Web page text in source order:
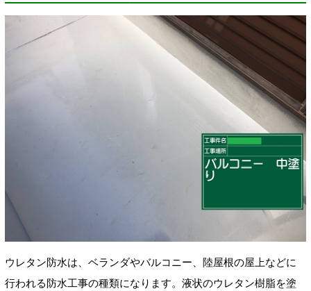
ウレタン防水は、ベランダやバルコニー、陸屋根の屋上などに
行われる防水工事の種類になります。液状のウレタン樹脂を塗